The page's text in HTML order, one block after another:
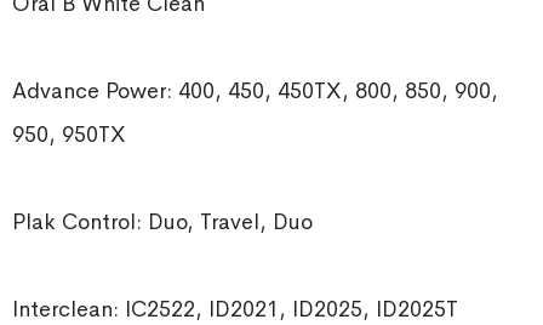
Advance Power: 400, 450, 450TX, 800, 850, 900,
950, 950TX
Plak Control: Duo, Travel, Duo
Interclean: IC2522, ID2021, ID2025, ID2025T